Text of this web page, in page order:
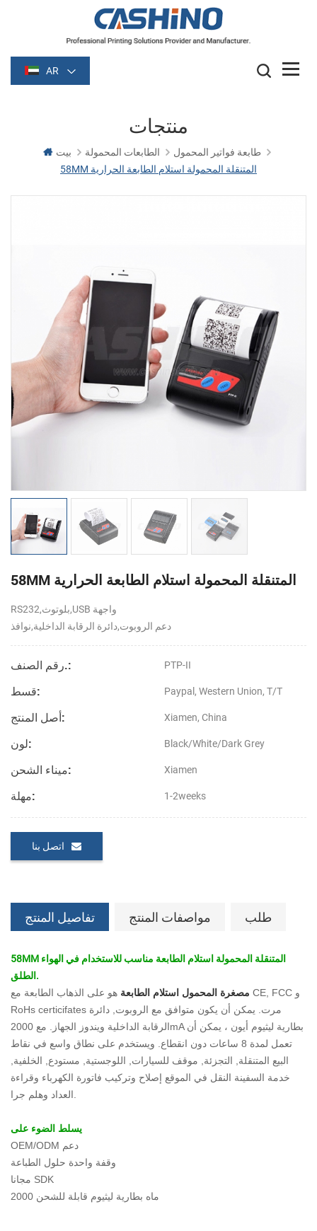
AR
منتجات
بيت الطابعات المحمولة
طابعة فواتير المحمول
58MM المتنقلة المحمولة استلام الطابعة الحرارية
58MM المتنقلة المحمولة استلام الطابعة الحرارية
RS232,بلوتوث,USB واجهة
دعم الروبوت,دائرة الرقابة الداخلية,نوافذ
رقم الصنف.: PTP-II
قسط: Paypal, Western Union, T/T
أصل المنتج: Xiamen, China
لون: Black/White/Dark Grey
ميناء الشحن: Xiamen
مهلة: 1-2weeks
اتصل بنا
تفاصيل المنتج مواصفات المنتج طلب
58MM المتنقلة المحمولة استلام الطابعة مناسب للاستخدام في الهواء
الطلق.
مصغرة المحمول استلام الطابعة هو على الذهاب الطابعة مع CE, FCC و
RoHs certicifates مرت. يمكن أن يكون متوافق مع الروبوت, دائرة
الرقابة الداخلية ويندوز الجهاز. مع 2000mA بطارية ليثيوم أيون ، يمكن أن
تعمل لمدة 8 ساعات دون انقطاع. ويستخدم على نطاق واسع في نقاط
البيع المتنقلة, التجزئة, موقف للسيارات, اللوجستية, مستودع, الخلفية,
خدمة السفينة النقل في الموقع إصلاح وتركيب فاتورة الكهرباء وقراءة
يسلط الضوء على
OEM/ODM دعم
وقفة واحدة حلول الطباعة
مجانا SDK
2000 ماه بطارية ليثيوم قابلة للشحن